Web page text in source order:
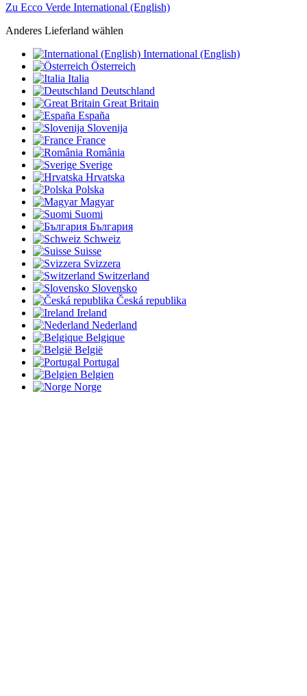
Zu Ecco Verde International (English)
Anderes Lieferland wählen
International (English)
Österreich
Italia
Deutschland
Great Britain
España
Slovenija
France
România
Sverige
Hrvatska
Polska
Magyar
Suomi
България
Schweiz
Suisse
Svizzera
Switzerland
Slovensko
Česká republika
Ireland
Nederland
Belgique
België
Portugal
Belgien
Norge